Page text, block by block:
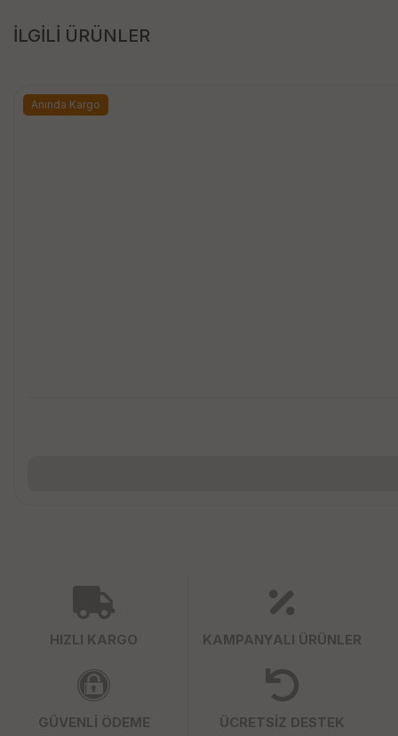
İLGİLİ ÜRÜNLER
Anında Kargo
HIZLI KARGO KAMPANYALI ÜRÜNLER
GÜVENLİ ÖDEME ÜCRETSİZ DESTEK